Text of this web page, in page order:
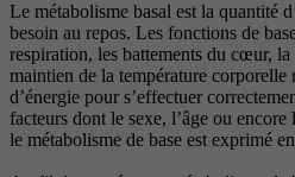
Le métabolisme basal est la quantité
besoin au repos. Les fonctions de
respiration, les battements du cœur, la
maintien de la température
d’énergie pour s’effectuer
facteurs dont le sexe, l’âge ou
le métabolisme de base est exprimé